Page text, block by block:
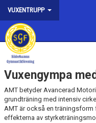
VUXENTRUPP
ANMÄLAN
KONTAKT
TRÄNINGSTIDER
VUXENGYMPA - VAD ÄR DET?
Vuxengympa
AMT betyder Avancerad
grundträning med intensiv
AMT är också en
effekterna av